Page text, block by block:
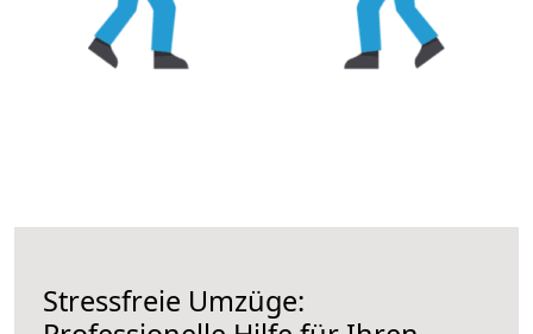
Stressfreie Umzüge: